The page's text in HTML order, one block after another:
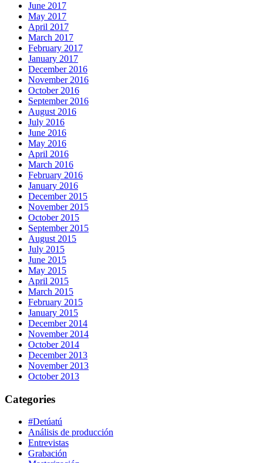
June 2017
May 2017
April 2017
March 2017
February 2017
January 2017
December 2016
November 2016
October 2016
September 2016
August 2016
July 2016
June 2016
May 2016
April 2016
March 2016
February 2016
January 2016
December 2015
November 2015
October 2015
September 2015
August 2015
July 2015
June 2015
May 2015
April 2015
March 2015
February 2015
January 2015
December 2014
November 2014
October 2014
December 2013
November 2013
October 2013
Categories
#Detúatú
Análisis de producción
Entrevistas
Grabación